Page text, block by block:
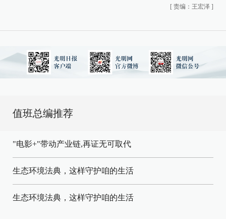
[ 责编：王宏泽 ]
值班总编推荐
"电影+"带动产业链,再证无可取代
生态环境法典，这样守护咱的生活
生态环境法典，这样守护咱的生活